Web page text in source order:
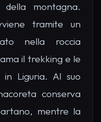
montagna.
tramite un
nella roccia
il trekking e le
in Liguria. Al suo
conserva
mentre la